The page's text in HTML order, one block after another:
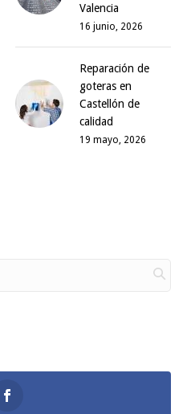
Valencia
16 junio, 2026
Reparación de
goteras en
Castellón de
calidad
19 mayo, 2026